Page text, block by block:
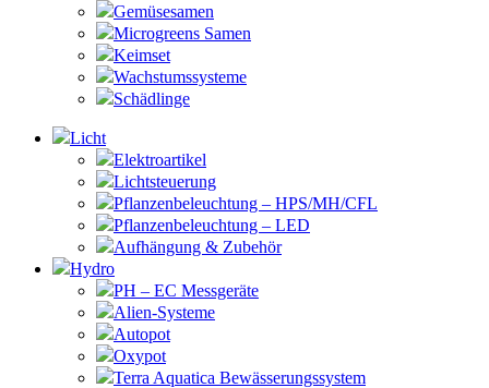
Gemüsesamen
Microgreens Samen
Keimset
Wachstumssysteme
Schädlinge
Licht
Elektroartikel
Lichtsteuerung
Pflanzenbeleuchtung – HPS/MH/CFL
Pflanzenbeleuchtung – LED
Aufhängung & Zubehör
Hydro
PH – EC Messgeräte
Alien-Systeme
Autopot
Oxypot
Terra Aquatica Bewässerungssystem